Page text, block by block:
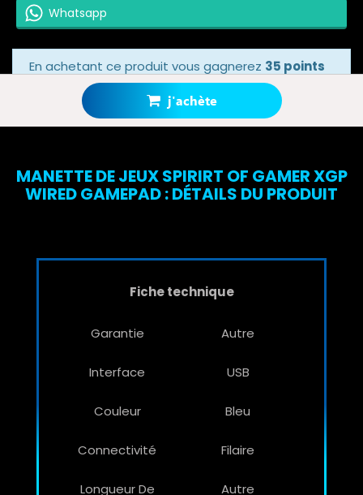
j'achète
Whatsapp
En achetant ce produit vous gagnerez 35 points
grâce à notre programme de fidélité.
Votre panier totalisera35 points bonus
MANETTE DE JEUX SPIRIRT OF GAMER XGP
WIRED GAMEPAD : DÉTAILS DU PRODUIT
Fiche technique
Garantie Autre
Interface USB
Couleur Bleu
Connectivité Filaire
Longueur De
Autre